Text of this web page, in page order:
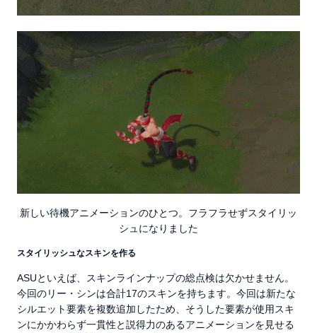
新しい待機アニメーションのひとつ。フラフラせずスタイリッ
シュになりました
スタイリッシュなスキンを作る
ASUといえば、スキンラインナップの総点検は欠かせません。
今回のリー・シンは合計17のスキンを持ちます。今回は新たな
シルエット要素を複数追加したため、そうした要素が使用スキ
ンにかかわらず一貫性と説得力のあるアニメーションを見せる